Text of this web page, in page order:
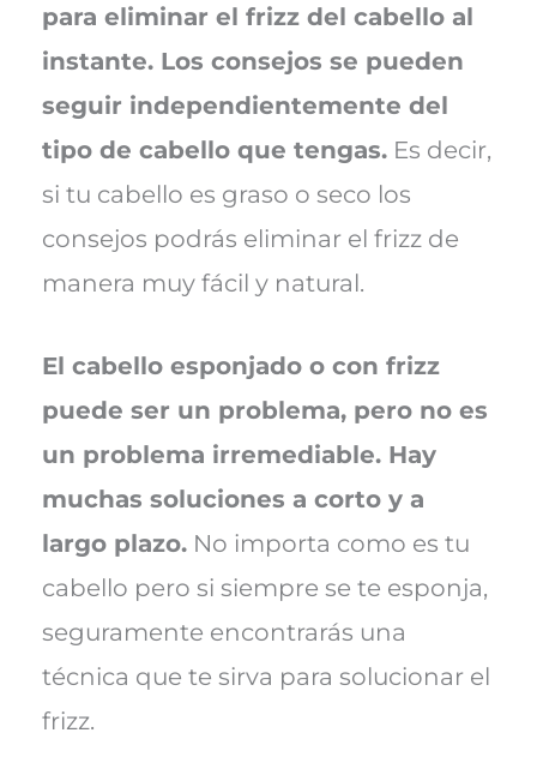
para eliminar el frizz del cabello al
instante. Los consejos se pueden
seguir independientemente del
tipo de cabello que tengas.Es decir,
si tu cabello es graso o seco los
consejos podrás eliminar el frizz de
manera muy fácil y natural.
El cabello esponjado o con frizz
puede ser un problema, pero no es
un problema irremediable. Hay
muchas soluciones a corto y a
largo plazo.No importa como es tu
cabello pero si siempre se te esponja,
seguramente encontrarás una
técnica que te sirva para solucionar el
frizz.